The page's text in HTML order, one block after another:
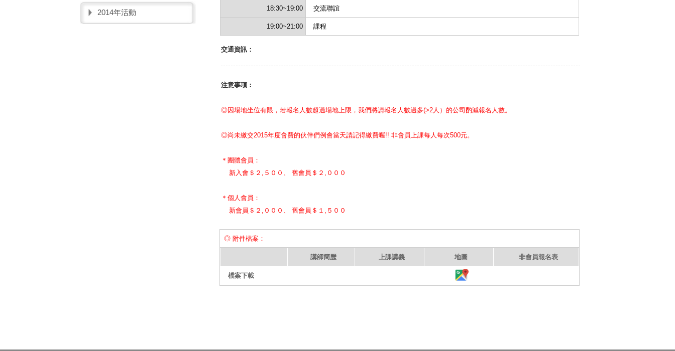
2014年活動 18:30~19:00 交流聯誼
19:00~21:00 課程
交通資訊：
注意事項：
◎因場地坐位有限，若報名人數超過場地上限，我們將請報名人數過多(>2人）的公司酌減報名人數。
◎尚未繳交2015年度會費的伙伴們例會當天請記得繳費喔!! 非會員上課每人每次500元。
＊團體會員：
新入會＄２,５００、 舊會員＄２,０００
＊個人會員：
新會員＄２,０００、 舊會員＄１,５００
◎ 附件檔案：
講師簡歷 上課講義 地圖 非會員報名表
檔案下載